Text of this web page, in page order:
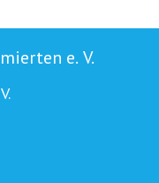
e. V.